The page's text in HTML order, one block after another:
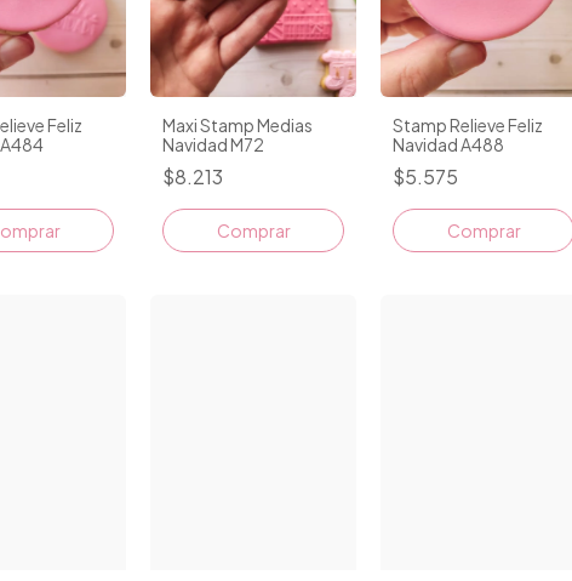
Feliz
Maxi Stamp Medias
Navidad M72
$8.213
Comprar
Stamp Relieve Feliz
Navidad A488
$5.575